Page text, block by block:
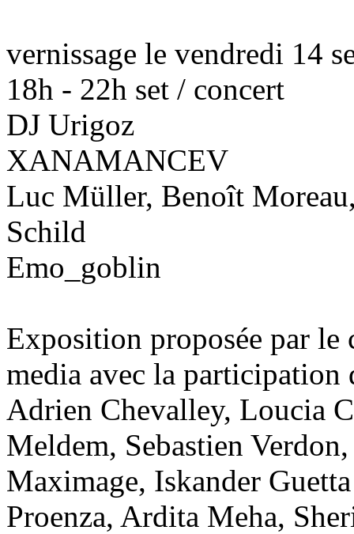
vernissage le vendredi 14
18h - 22h set / concert
DJ Urigoz
XANAMANCEV
Luc Müller, Benoît
Schild
Emo_goblin
Exposition proposée par
media avec la participation
Adrien Chevalley, Loucia
Meldem, Sebastien
Maximage, Iskander
Proenza, Ardita Meha,